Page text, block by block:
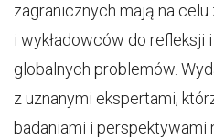
zagranicznych mają na
i wykładowców do refleksji
globalnych problemów.
z uznanymi ekspertami,
badaniami i perspektywami